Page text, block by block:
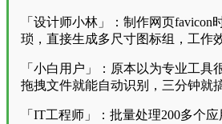
「设计师小林」：制作网页favicon
琐，直接生成多尺寸图标组，工作
「小白用户」：原本以为专业工具
拖拽文件就能自动识别，三分钟就
「IT工程师」：批量处理200多个